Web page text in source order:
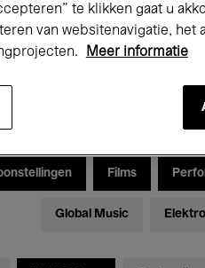
Films
Global Music
te klikken gaat u
van websitenavigatie, het
Meer informatie